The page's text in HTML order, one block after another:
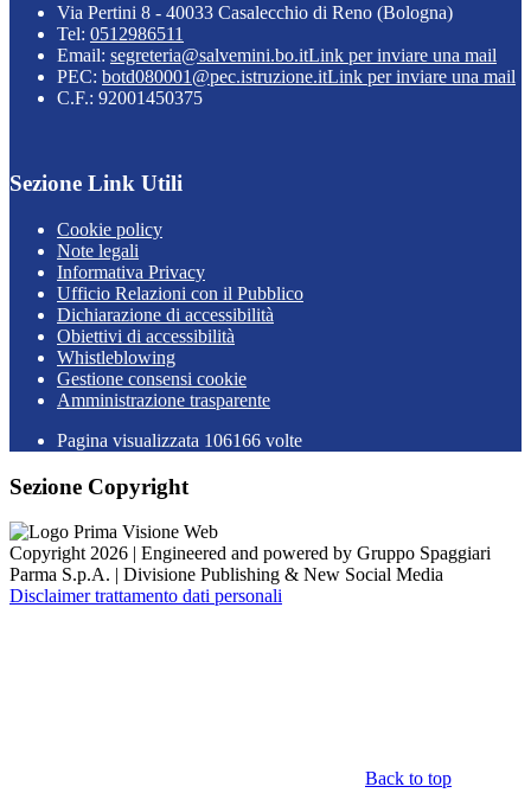
Via Pertini 8 - 40033 Casalecchio di Reno (Bologna)
Tel: 0512986511
Email: segreteria@salvemini.bo.itLink per inviare una mail
PEC: botd080001@pec.istruzione.itLink per inviare una mail
C.F.: 92001450375
Sezione Link Utili
Cookie policy
Note legali
Informativa Privacy
Ufficio Relazioni con il Pubblico
Dichiarazione di accessibilità
Obiettivi di accessibilità
Whistleblowing
Gestione consensi cookie
Amministrazione trasparente
Pagina visualizzata 106166 volte
Sezione Copyright
Copyright 2026 | Engineered and powered by Gruppo Spaggiari
Parma S.p.A. | Divisione Publishing & New Social Media
Disclaimer trattamento dati personali
Back to top